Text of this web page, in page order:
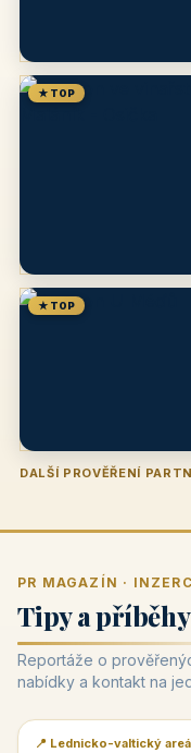
★ TOP
★ TOP
DALŠÍ PROVĚŘENÍ
Penzion U Zámku Pension
PR MAGAZÍN ·
Tipy a
Reportáže o
nabídky a kontakt na
📰 PR článek
📍 Lednicko-valtický